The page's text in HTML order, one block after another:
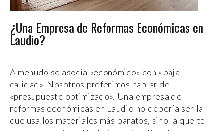
¿Una Empresa de Reformas Económicas en
Laudio?
A menudo se asocia «económico» con «baja
calidad». Nosotros preferimos hablar de
«presupuesto optimizado». Una empresa de
reformas económicas en Laudio no debería ser la
que usa los materiales más baratos, sino la que te